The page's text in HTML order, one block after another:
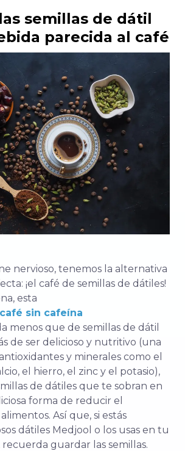
semillas de dátil
parecida al café
nervioso, tenemos la alternativa
¡el café de semillas de dátiles!
esta
sin cafeína
menos que de semillas de dátil
de ser delicioso y nutritivo (una
y minerales como el
el hierro, el zinc y el potasio),
de dátiles que te sobran en
forma de reducir el
Así que, si estás
dátiles Medjool o los usas en tu
guardar las semillas.